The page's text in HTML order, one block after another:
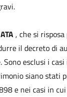
, che si
il decreto di
Sono esclusi i
siano stati
e nei casi in